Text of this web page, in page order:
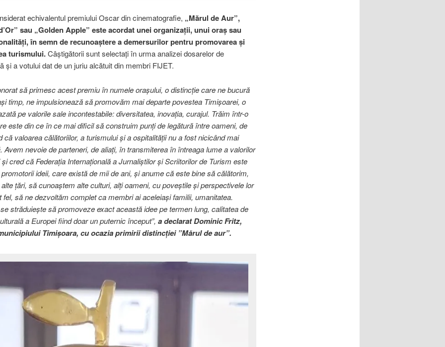
echivalentul premiului Oscar din cinematografie, „Mărul de Aur”,
sau „Golden Apple” este acordat unei organizaţii, unui oraş sau
în semn de recunoaştere a demersurilor pentru promovarea și
turismului.Câştigătorii sunt selectaţi în urma analizei dosarelor de
şi a votului dat de un juriu alcătuit din membri FIJET.
să primesc acest premiu în numele orașului, o distincție care ne bucură
timp, ne impulsionează să promovăm mai departe povestea Timișoarei, o
pe valorile sale incontestabile: diversitatea, inovația, curajul. Trăim într-o
este din ce în ce mai dificil să construim punți de legătură între oameni, de
că valoarea călătoriilor, a turismului și a ospitalității nu a fost nicicând mai
Avem nevoie de parteneri, de aliați, în transmiterea în întreaga lume a valorilor
cred că Federația Internațională a Jurnaliștilor și Scriitorilor de Turism este
ideii, care există de mii de ani, și anume că este bine să călătorim,
țări, să cunoaștem alte culturi, alți oameni, cu poveștile și perspectivele lor
fel, să ne dezvoltăm complet ca membri ai aceleiași familii, umanitatea.
străduiește să promoveze exact această idee pe termen lung, calitatea de
a Europei fiind doar un puternic început”, a declarat Dominic Fritz,
Timișoara, cu ocazia primirii distincției ”Mărul de aur”.